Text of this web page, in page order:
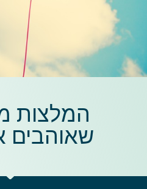
המלצות
שאוהבים